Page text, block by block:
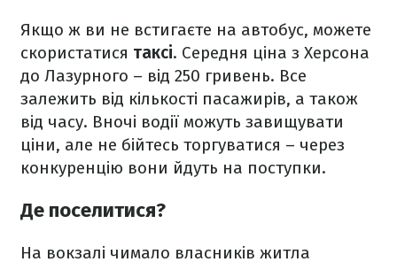
Якщо ж ви не встигаєте на автобус, можете
скористатися таксі. Середня ціна з Херсона
до Лазурного – від 250 гривень. Все
залежить від кількості пасажирів, а також
від часу. Вночі водії можуть завищувати
ціни, але не бійтесь торгуватися – через
конкуренцію вони йдуть на поступки.
Де поселитися?
На вокзалі чимало власників житла